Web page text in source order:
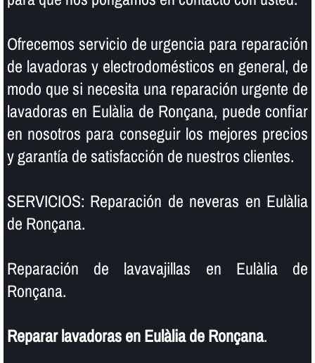
Ofrecemos servicio de urgencia para reparación
de lavadoras y electrodomésticos en general, de
modo que si necesita una reparación urgente de
lavadoras en Eulàlia de Ronçana, puede confiar
en nosotros para conseguir los mejores precios
y garantí­a de satisfacción de nuestros clientes.
SERVICIOS: Reparación de neveras en Eulàlia
de Ronçana.
Reparación de lavavajillas en Eulàlia de
Ronçana.
Reparar lavadoras en Eulàlia de Ronçana.